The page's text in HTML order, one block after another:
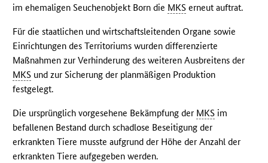
im ehemaligen Seuchenobjekt Born die MKS erneut auftrat.
Für die staatlichen und wirtschaftsleitenden Organe sowie
Einrichtungen des Territoriums wurden differenzierte
Maßnahmen zur Verhinderung des weiteren Ausbreitens der
MKS und zur Sicherung der planmäßigen Produktion
festgelegt.
Die ursprünglich vorgesehene Bekämpfung der MKS im
befallenen Bestand durch schadlose Beseitigung der
erkrankten Tiere musste aufgrund der Höhe der Anzahl der
erkrankten Tiere aufgegeben werden.